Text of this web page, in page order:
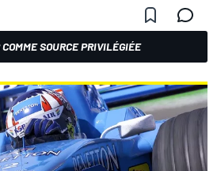
SOURCE PRIVILÉGIÉE